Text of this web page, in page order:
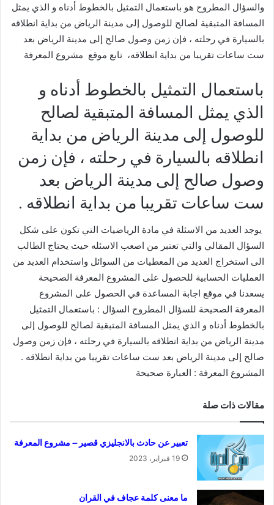
والسؤال المطروح هو باستعمال التمثيل بالخطوط أدناه و الذي يمثل
المسافة المتبقية لصالح للوصول إلى مدينة الرياض من بداية انطلاقه
بالسيارة في رحلته ، فإن زمن وصول صالح إلى مدينة الرياض بعد
ست ساعات تقريبا من بداية انطلاقه، تابع موقع مشروع المعرفة
باستعمال التمثيل بالخطوط أدناه و
الذي يمثل المسافة المتبقية لصالح
للوصول إلى مدينة الرياض من بداية
انطلاقه بالسيارة في رحلته ، فإن زمن
وصول صالح إلى مدينة الرياض بعد
ست ساعات تقريبا من بداية انطلاقه .
يوجد العديد من الاسئلة في مادة الرياضيات التي تكون على شكل
السؤال المقالي والتي تعتبر من اصعب الاسئله حيث يحتاج الطالب
الى استخراج العديد من المعطيات من السوائل واستخدام العديد من
العمليات الحسابية للحصول على المشروع المعرفة الصحيحة
يسعدنا في موقع اجابة المساعدة في الحصول على المشروع
المعرفة الصحيحة للسؤال المطروح السؤال : باستعمال التمثيل
بالخطوط أدناه و الذي يمثل المسافة المتبقية لصالح للوصول إلى
مدينة الرياض من بداية انطلاقه بالسيارة في رحلته ، فإن زمن وصول
صالح إلى مدينة الرياض بعد ست ساعات تقريبا من بداية انطلاقه .
المشروع المعرفة : العبارة صحيحة
مقالات ذات صلة
تعبير عن حادث بالانجليزي قصير – مشروع المعرفة
19 فبراير، 2023
ما معنى كلمة عجاف في القران